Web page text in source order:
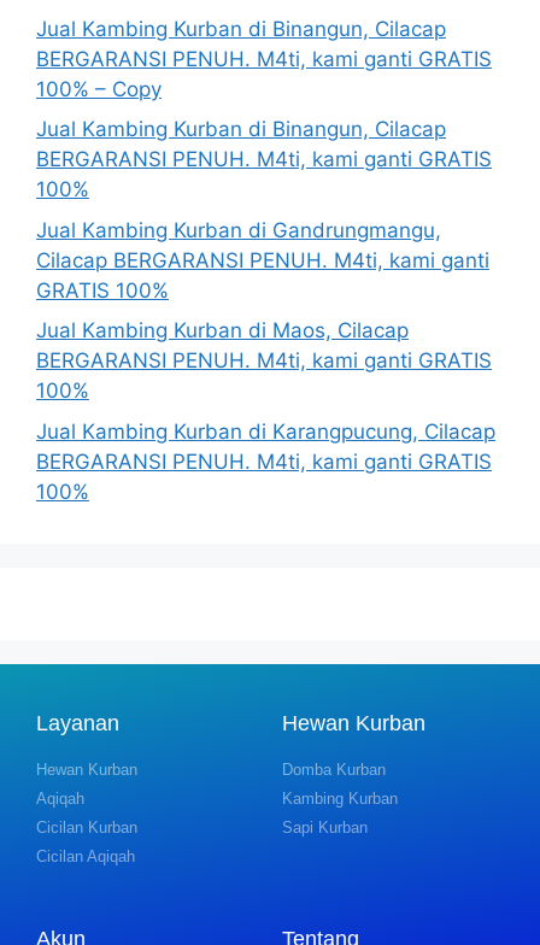
Jual Kambing Kurban di Binangun, Cilacap
BERGARANSI PENUH. M4ti, kami ganti GRATIS
100% – Copy
Jual Kambing Kurban di Binangun, Cilacap
BERGARANSI PENUH. M4ti, kami ganti GRATIS
100%
Jual Kambing Kurban di Gandrungmangu,
Cilacap BERGARANSI PENUH. M4ti, kami ganti
GRATIS 100%
Jual Kambing Kurban di Maos, Cilacap
BERGARANSI PENUH. M4ti, kami ganti GRATIS
100%
Jual Kambing Kurban di Karangpucung, Cilacap
BERGARANSI PENUH. M4ti, kami ganti GRATIS
100%
Layanan
Hewan Kurban
Aqiqah
Cicilan Kurban
Cicilan Aqiqah
Hewan Kurban
Domba Kurban
Kambing Kurban
Sapi Kurban
Akun Tentang